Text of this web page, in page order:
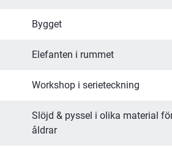
Bygget
Elefanten i rummet
Workshop i serieteckning
Slöjd & pyssel i olika material
åldrar